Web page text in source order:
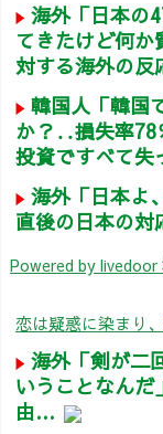
海外「日本の
てきたけど何
対する海外の反
韓国人「韓国
か？‥損失率78
投資ですべて失
海外「日本よ
直後の日本の対
Powered by livedoor
恋は疑惑に染まり
海外「剣が二
いうことなんだ
由…